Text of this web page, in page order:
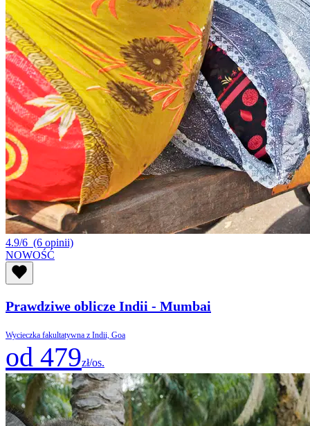
4.9/6 (6 opinii)
NOWOŚĆ
Prawdziwe oblicze Indii - Mumbai
Wycieczka fakultatywna z Indii, Goa
od 479zł/os.